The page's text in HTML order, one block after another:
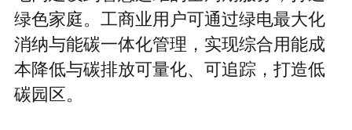
绿色家庭。工商业用户可通过绿电最大化
消纳与能碳一体化管理，实现综合用能成
本降低与碳排放可量化、可追踪，打造低
碳园区。